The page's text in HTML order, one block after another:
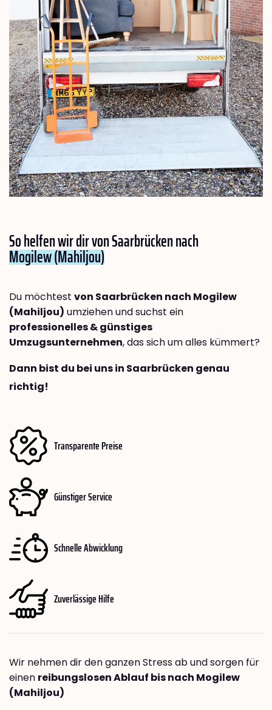
So helfen wir dir von Saarbrücken nach
Mogilew (Mahiljou)
Du möchtest von Saarbrücken nach Mogilew
(Mahiljou) umziehen und suchst ein
professionelles & günstiges
Umzugsunternehmen, das sich um alles kümmert?
Dann bist du bei uns in Saarbrücken genau
richtig!
Transparente Preise
Günstiger Service
Schnelle Abwicklung
Zuverlässige Hilfe
Wir nehmen dir den ganzen Stress ab und sorgen für
einen reibungslosen Ablauf bis nach Mogilew
(Mahiljou)